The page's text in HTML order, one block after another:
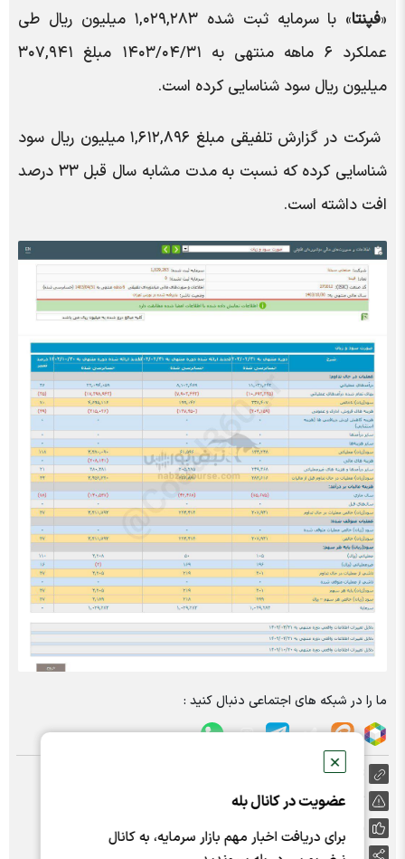
✕
عضویت در کانال بله
برای دریافت اخبار مهم بازار سرمایه، به کانال
«فپنتا
» با سرمایه ثبت شده ۱,۰۲۹,۲۸۳ میلیون ریال طی
عملکرد ۶ ماهه منتهی به ۱۴۰۳/۰۴/۳۱ مبلغ ۳۰۷,۹۴۱
میلیون ریال سود شناسایی کرده است.
شرکت در گزارش تلفیقی مبلغ ۱,۶۱۲,۸۹۶ میلیون ریال سود
شناسایی کرده که نسبت به مدت مشابه سال قبل ۳۳ درصد
افت داشته است.
ما را در شبکه های اجتماعی دنبال کنید :
https://nabzebourse.com/000MTS
گزارش خطا
پسندها:
اشتراک گذاری